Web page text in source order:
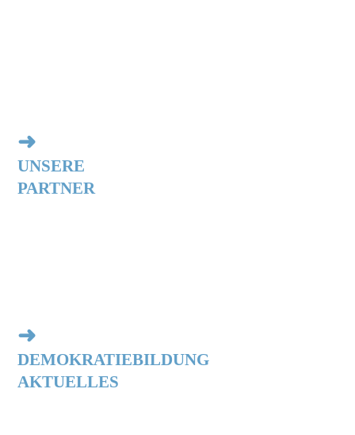
➜
UNSERE
PARTNER
➜
DEMOKRATIEBILDUNG
AKTUELLES